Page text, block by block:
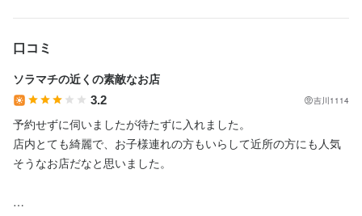
口コミ
ソラマチの近くの素敵なお店
3.2 吉川1114
予約せずに伺いましたが待たずに入れました。
店内とても綺麗で、お子様連れの方もいらして近所の方にも人気
そうなお店だなと思いました。
肉の知識
魚の知識 野菜の知識
出店開業ノウハウ
お店の採用担当者からのメッセージ
最終更新日2025/11/01